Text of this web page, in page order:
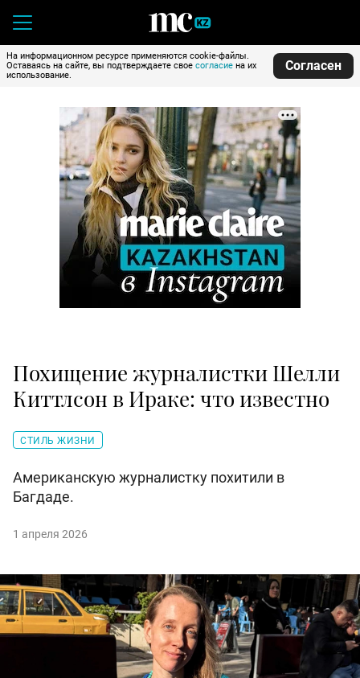
На информационном ресурсе применяются cookie-файлы.
Оставаясь на сайте, вы подтверждаете свое согласие на их
использование.
Согласен
Похищение журналистки Шелли
Киттлсон в Ираке: что известно
СТИЛЬ ЖИЗНИ
Американскую журналистку похитили в
Багдаде.
1 апреля 2026